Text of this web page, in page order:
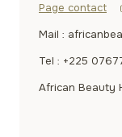
Page contact
Mail :
Tel : +225
African Beauty